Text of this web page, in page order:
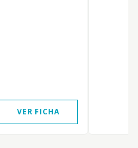
VER FICHA